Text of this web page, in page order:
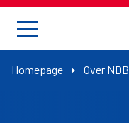
Homepage Over NDB